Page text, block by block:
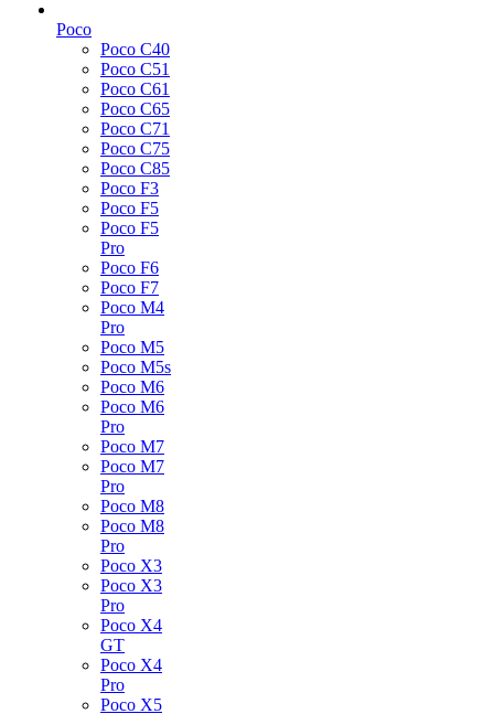
Poco
Poco C40
Poco C51
Poco C61
Poco C65
Poco C71
Poco C75
Poco C85
Poco F3
Poco F5
Poco F5
Pro
Poco F6
Poco F7
Poco M4
Pro
Poco M5
Poco M5s
Poco M6
Poco M6
Pro
Poco M7
Poco M7
Pro
Poco M8
Poco M8
Pro
Poco X3
Poco X3
Pro
Poco X4
GT
Poco X4
Pro
Poco X5